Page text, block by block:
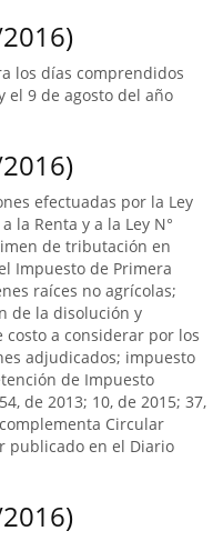
los días comprendidos
el 9 de agosto del año
efectuadas por la Ley
la Renta y a la Ley N°
de tributación en
Impuesto de Primera
raíces no agrícolas;
de la disolución y
a considerar por los
adjudicados; impuesto
de Impuesto
de 2013; 10, de 2015; 37,
Circular
publicado en el Diario